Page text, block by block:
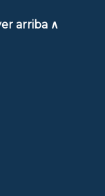
arriba ∧